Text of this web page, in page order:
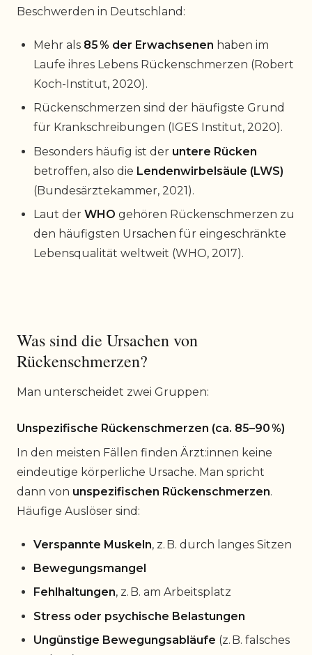
Beschwerden in Deutschland:
Mehr als 85 % der Erwachsenen haben im
Laufe ihres Lebens Rückenschmerzen (Robert
Koch-Institut, 2020).
Rückenschmerzen sind der häufigste Grund
für Krankschreibungen (IGES Institut, 2020).
Besonders häufig ist der untere Rücken
betroffen, also die Lendenwirbelsäule (LWS)
(Bundesärztekammer, 2021).
Laut der WHO gehören Rückenschmerzen zu
den häufigsten Ursachen für eingeschränkte
Lebensqualität weltweit (WHO, 2017).
Was sind die Ursachen von
Rückenschmerzen?
Man unterscheidet zwei Gruppen:
Unspezifische Rückenschmerzen (ca. 85–90 %)
In den meisten Fällen finden Ärzt:innen keine
eindeutige körperliche Ursache. Man spricht
dann von unspezifischen Rückenschmerzen.
Häufige Auslöser sind:
Verspannte Muskeln, z. B. durch langes Sitzen
Bewegungsmangel
Fehlhaltungen, z. B. am Arbeitsplatz
Stress oder psychische Belastungen
Ungünstige Bewegungsabläufe (z. B. falsches